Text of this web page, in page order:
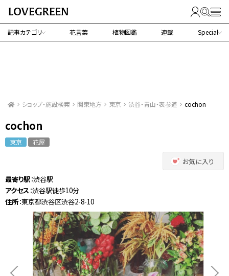
記事カテゴリ 花言葉 植物図鑑 連載 Special
ショップ・施設検索 関東地方 東京 渋谷・青山・表参道 cochon
cochon
東京 花屋
お気に入り
最寄り駅：渋谷駅
アクセス ：渋谷駅徒歩10分
住所：東京都渋谷区渋谷2-8-10